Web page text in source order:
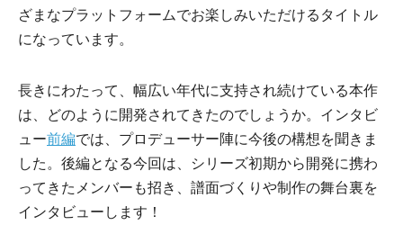
ざまなプラットフォームでお楽しみいただけるタイトル
になっています。
長きにわたって、幅広い年代に支持され続けている本作
は、どのように開発されてきたのでしょうか。インタビ
ュー前編では、プロデューサー陣に今後の構想を聞きま
した。後編となる今回は、シリーズ初期から開発に携わ
ってきたメンバーも招き、譜面づくりや制作の舞台裏を
インタビューします！